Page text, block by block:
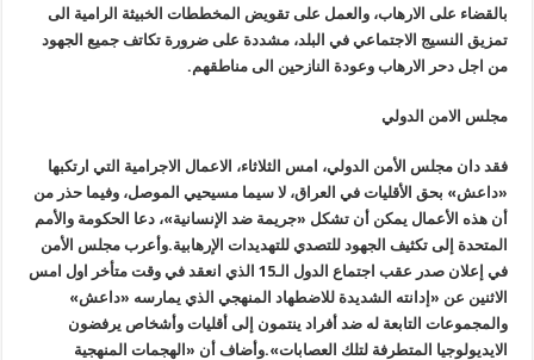
بالقضاء على الارهاب، والعمل على تقويض المخططات الخبيثة الرامية الى
تمزيق النسيج الاجتماعي في البلد، مشددة على ضرورة تكاتف جميع الجهود
من اجل دحر الارهاب وعودة النازحين الى مناطقهم.
مجلس الامن الدولي
فقد دان مجلس الأمن الدولي، امس الثلاثاء، الاعمال الاجرامية التي ارتكبها
«داعش» بحق الأقليات في العراق، لا سيما مسيحيي الموصل، وفيما حذر من
أن هذه الأعمال يمكن أن تشكل «جريمة ضد الإنسانية»، دعا الحكومة والأمم
المتحدة إلى تكثيف الجهود للتصدي للتهديدات الإرهابية.وأعرب مجلس الأمن
في إعلان صدر عقب اجتماع الدول الـ15 الذي انعقد في وقت متأخر اول امس
الاثنين عن «إدانته الشديدة للاضطهاد المنهجي الذي يمارسه «داعش»
والمجموعات التابعة له ضد أفراد ينتمون إلى أقليات وأشخاص يرفضون
الايديولوجيا المتطرفة لتلك العصابات».وأضاف أن «الهجمات المنهجية